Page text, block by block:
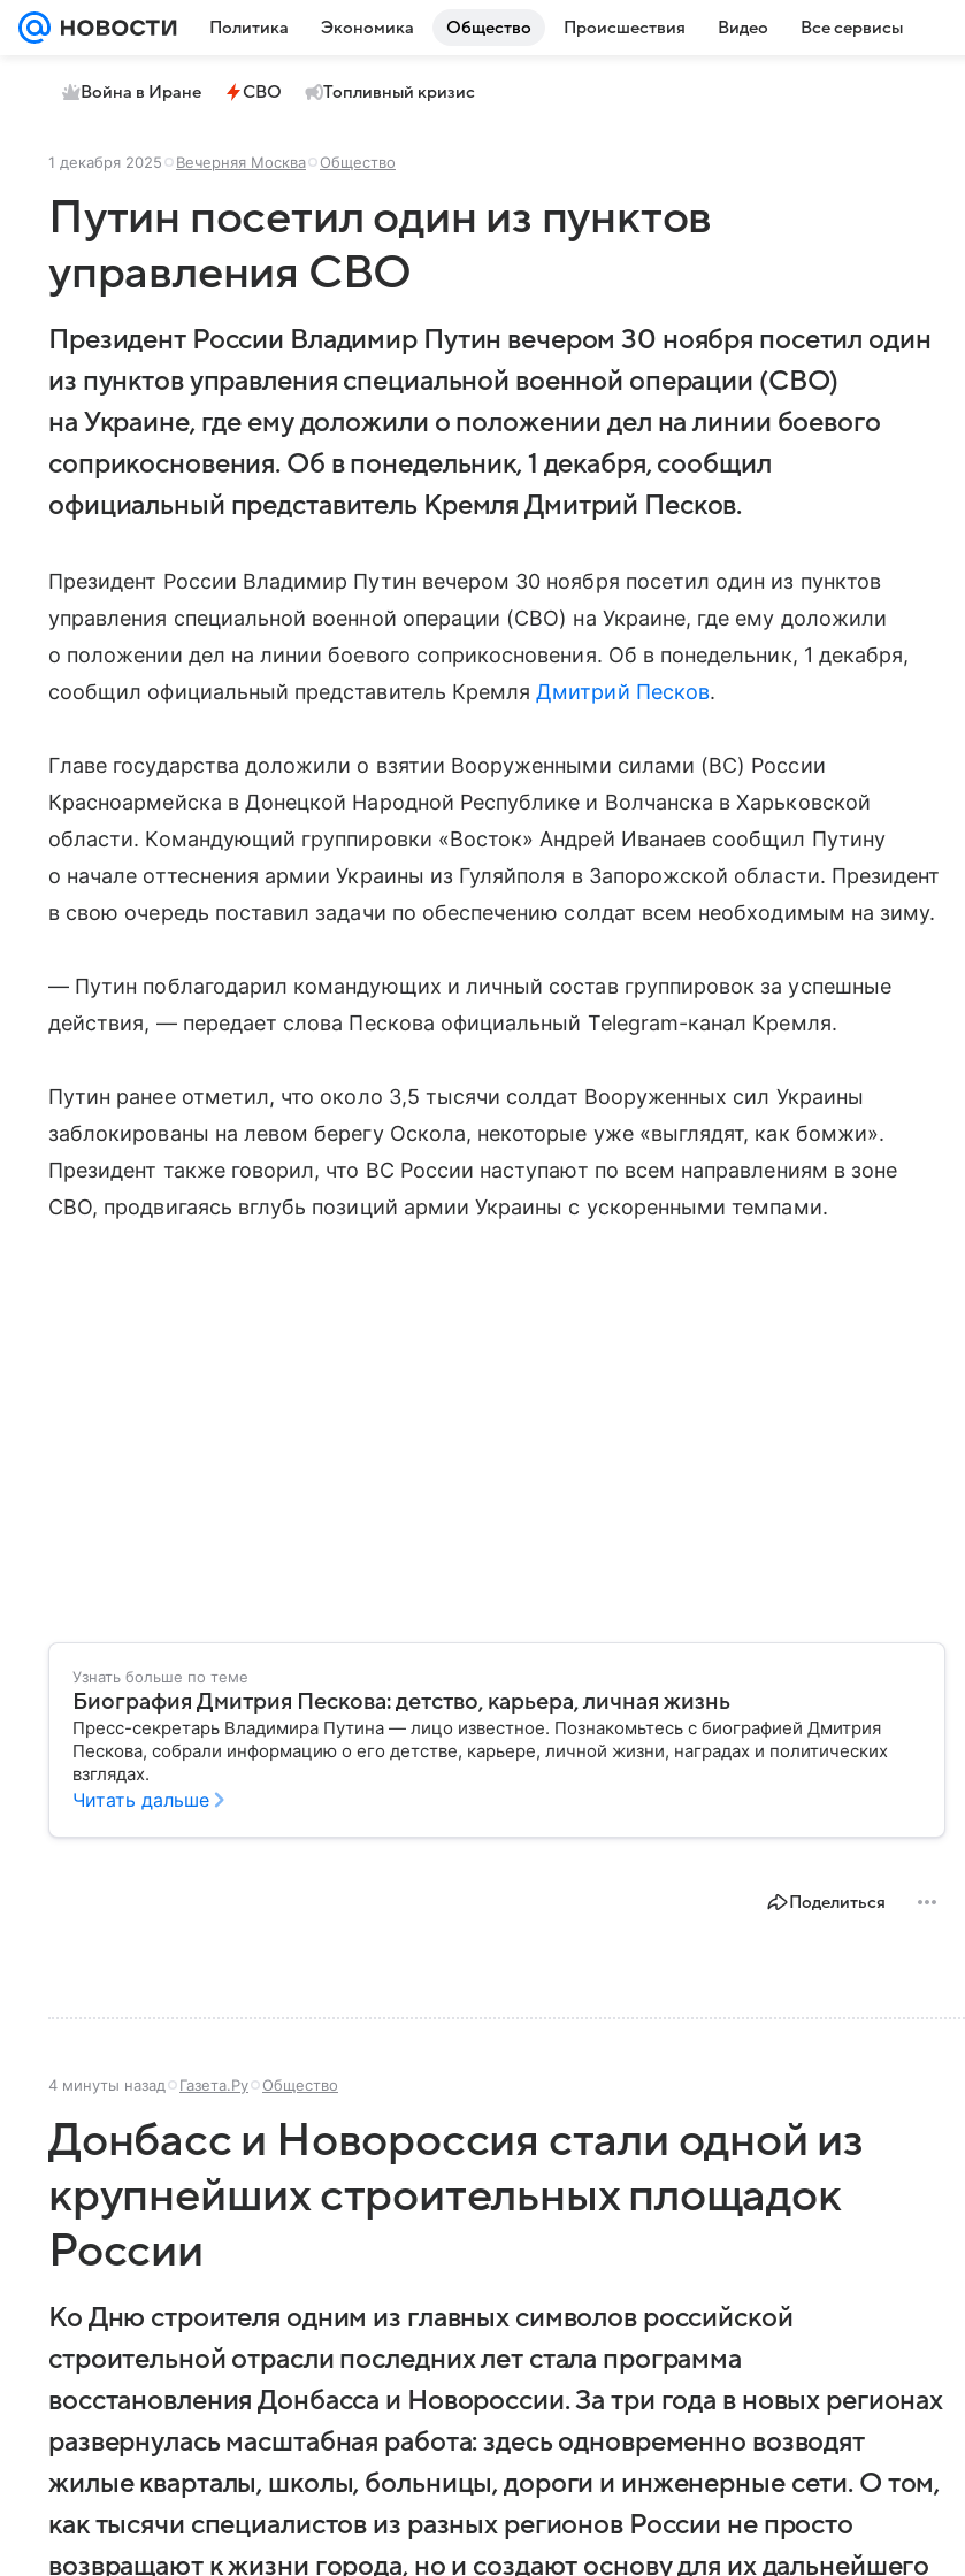
Политика Экономика Общество Происшествия Видео Все сервисы
Война в Иране СВО Топливный кризис
1 декабря 2025 Вечерняя Москва Общество
Путин посетил один из пунктов
управления СВО
Президент России Владимир Путин вечером 30 ноября посетил один
из пунктов управления специальной военной операции (СВО)
на Украине, где ему доложили о положении дел на линии боевого
соприкосновения. Об в понедельник, 1 декабря, сообщил
официальный представитель Кремля Дмитрий Песков.
Президент России Владимир Путин вечером 30 ноября посетил один из пунктов
управления специальной военной операции (СВО) на Украине, где ему доложили
о положении дел на линии боевого соприкосновения. Об в понедельник, 1 декабря,
сообщил официальный представитель КремляДмитрий Песков.
Главе государства доложили о взятии Вооруженными силами (ВС) России
Красноармейска в Донецкой Народной Республике и Волчанска в Харьковской
области. Командующий группировки «Восток» Андрей Иванаев сообщил Путину
о начале оттеснения армии Украины из Гуляйполя в Запорожской области. Президент
в свою очередь поставил задачи по обеспечению солдат всем необходимым на зиму.
— Путин поблагодарил командующих и личный состав группировок за успешные
действия, — передает слова Пескова официальный Telegram-канал Кремля.
Путин ранее отметил, что около 3,5 тысячи солдат Вооруженных сил Украины
заблокированы на левом берегу Оскола, некоторые уже «выглядят, как бомжи».
Президент также говорил, что ВС России наступают по всем направлениям в зоне
СВО, продвигаясь вглубь позиций армии Украины с ускоренными темпами.
Узнать больше по теме
Биография Дмитрия Пескова: детство, карьера, личная жизнь
Пресс-секретарь Владимира Путина — лицо известное. Познакомьтесь с биографией Дмитрия
Пескова, собрали информацию о его детстве, карьере, личной жизни, наградах и политических
взглядах.
Читать дальше
Поделиться
4 минуты назад Газета.Ру Общество
Донбасс и Новороссия стали одной из
крупнейших строительных площадок
России
Ко Дню строителя одним из главных символов российской
строительной отрасли последних лет стала программа
восстановления Донбасса и Новороссии. За три года в новых регионах
развернулась масштабная работа: здесь одновременно возводят
жилые кварталы, школы, больницы, дороги и инженерные сети. О том,
как тысячи специалистов из разных регионов России не просто
возвращают к жизни города, но и создают основу для их дальнейшего